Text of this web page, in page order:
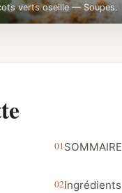
verts oseille — Soupes.
SOMMAIRE
Ingrédients